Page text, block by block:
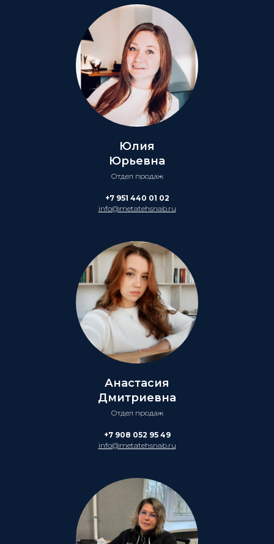
Юлия
Юрьевна
Отдел продаж
+7 951 440 01 02
info@metatehsnab.ru
Анастасия
Дмитриевна
Отдел продаж
+7 908 052 95 49
info@metatehsnab.ru